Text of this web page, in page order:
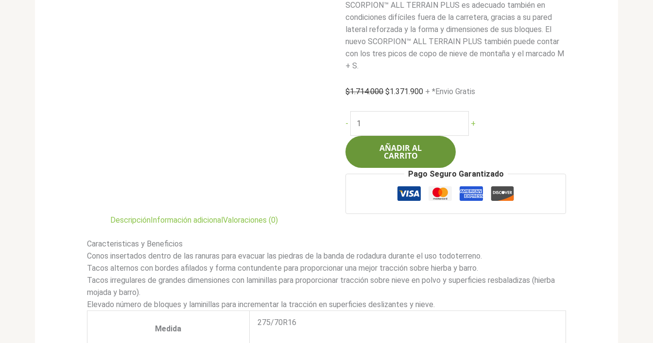
SCORPION™ ALL TERRAIN PLUS es adecuado también en
condiciones difíciles fuera de la carretera, gracias a su pared
lateral reforzada y la forma y dimensiones de sus bloques. El
nuevo SCORPION™ ALL TERRAIN PLUS también puede contar
con los tres picos de copo de nieve de montaña y el marcado M
+ S.
$1.714.000El
$1.371.900El
$1.371.900.
+ *Envio Gratis
-
275/70R16
114T
Scorpion
All
+
AÑADIR AL
CARRITO
Pago Seguro Garantizado
Descripción Información adicional Valoraciones (0)
Caracteristicas y Beneficios
Conos insertados dentro de las ranuras para evacuar las piedras de la banda de rodadura durante el uso todoterreno.
Tacos alternos con bordes afilados y forma contundente para proporcionar una mejor tracción sobre hierba y barro.
Tacos irregulares de grandes dimensiones con laminillas para proporcionar tracción sobre nieve en polvo y superficies resbaladizas (hierba
mojada y barro).
Elevado número de bloques y laminillas para incrementar la tracción en superficies deslizantes y nieve.
Medida
275/70R16